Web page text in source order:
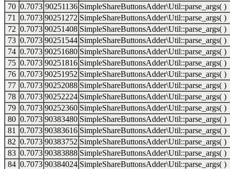
70 0.7073 90251136 SimpleShareButtonsAdder\Util::parse_args( )
71
0.7073 90251272 SimpleShareButtonsAdder\Util::parse_args( )
72 0.7073 90251408 SimpleShareButtonsAdder\Util::parse_args( )
73 0.7073 90251544 SimpleShareButtonsAdder\Util::parse_args( )
74 0.7073 90251680 SimpleShareButtonsAdder\Util::parse_args( )
75 0.7073 90251816 SimpleShareButtonsAdder\Util::parse_args( )
76 0.7073 90251952 SimpleShareButtonsAdder\Util::parse_args( )
77 0.7073 90252088 SimpleShareButtonsAdder\Util::parse_args( )
78 0.7073 90252224 SimpleShareButtonsAdder\Util::parse_args( )
79 0.7073 90252360 SimpleShareButtonsAdder\Util::parse_args( )
80 0.7073 90383480 SimpleShareButtonsAdder\Util::parse_args( )
81
0.7073 90383616 SimpleShareButtonsAdder\Util::parse_args( )
82 0.7073 90383752 SimpleShareButtonsAdder\Util::parse_args( )
83 0.7073 90383888 SimpleShareButtonsAdder\Util::parse_args( )
84 0.7073 90384024 SimpleShareButtonsAdder\Util::parse_args( )